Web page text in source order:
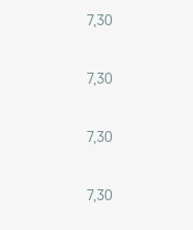
7,30
7,30
7,30
7,30